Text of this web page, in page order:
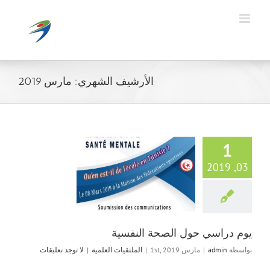
الأرشيف الشهري: مارس 2019
1
03, 2019
يوم دراسي حول الصحة النفسية
بواسطة admin
| مارس 1st, 2019 | الملتقيات العلمية | لا توجد تعليقات